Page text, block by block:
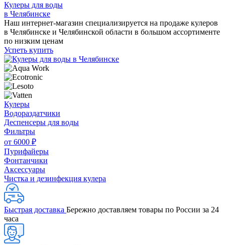
Кулеры для воды
в Челябинске
Наш интернет-магазин специализируется на продаже кулеров
в Челябинске и Челябинской области в большом ассортименте
по низким ценам
Успеть купить
Кулеры
Водораздатчики
Деспенсеры для воды
Фильтры
от 6000 ₽
Пурифайеры
Фонтанчики
Аксессуары
Чистка и дезинфекция кулера
Быстрая доставка Бережно доставляем товары по России за 24
часа